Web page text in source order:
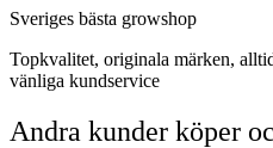
Sveriges bästa growshop
Topkvalitet, originala märken,
vänliga kundservice
Andra kunder köper